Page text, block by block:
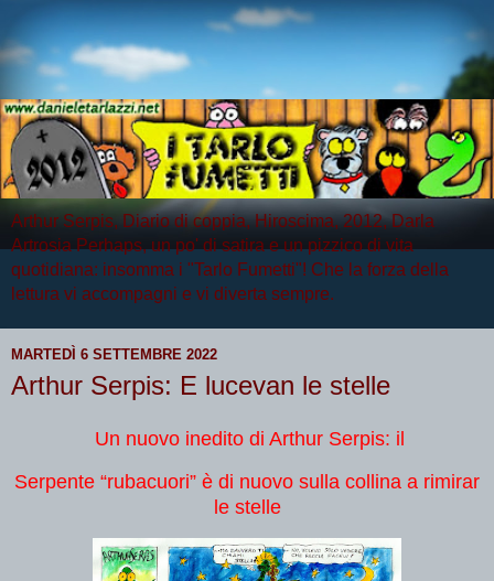
Arthur Serpis, Diario di coppia, Hiroscima, 2012, Darla
Artrosia Perhaps, un po' di satira e un pizzico di vita
quotidiana: insomma i "Tarlo Fumetti"! Che la forza della
lettura vi accompagni e vi diverta sempre.
MARTEDÌ 6 SETTEMBRE 2022
Arthur Serpis: E lucevan le stelle
Un nuovo inedito di Arthur Serpis: il
Serpente “rubacuori” è di nuovo sulla collina a rimirar
le stelle